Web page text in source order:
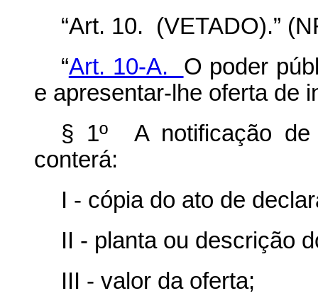
“Art. 10. (VETADO).”
“Art. 10-A. O poder
e apresentar-lhe oferta de
§ 1º A notificação
conterá:
I - cópia do ato de
II - planta ou descrição
III - valor da oferta;